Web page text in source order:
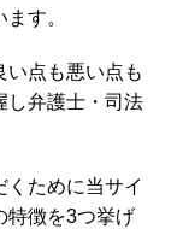
す。
い点も悪い点も
し弁護士・司法
くために当サイ
特徴を3つ挙げ